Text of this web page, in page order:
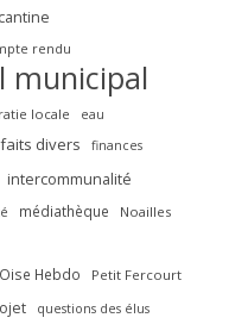
cantine
rendu
municipal
locale eau
faits divers finances
intercommunalité
médiathèque Noailles
Oise Hebdo Petit Fercourt
questions des élus